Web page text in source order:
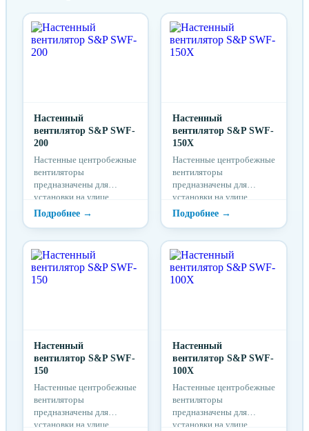
Настенный
вентилятор S&P SWF-
200
Настенные центробежные
вентиляторы
предназначены для
установки на улице,
подходят для работы в
системах вентиляции с
Настенный
вентилятор S&P SWF-
150X
Настенные центробежные
вентиляторы
предназначены для
установки на улице,
подходят для работы в
системах вентиляции с
Настенный
вентилятор S&P SWF-
150
Настенные центробежные
вентиляторы
предназначены для
установки на улице,
Настенный
вентилятор S&P SWF-
100X
Настенные центробежные
вентиляторы
предназначены для
установки на улице,